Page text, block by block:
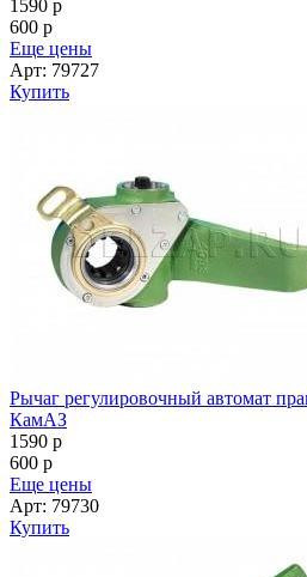
1590 p
600 p
Еще цены
Арт: 79727
Купить
Рычаг регулировочный автомат
КамАЗ
1590 p
600 p
Еще цены
Арт: 79730
Купить